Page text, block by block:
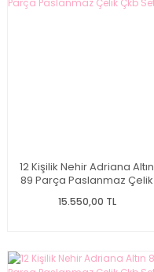
12 Kişilik Nehir Adriana Altın
89 Parça Paslanmaz Çelik
15.550,00 TL